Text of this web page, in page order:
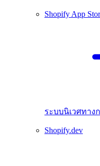
Shopify App
ระบบนิเวศทา
Shopify.dev